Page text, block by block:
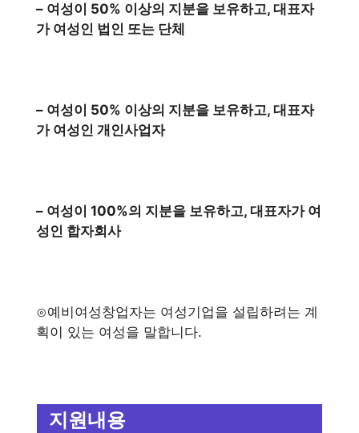
– 여성이 50% 이상의 지분을 보유하고, 대표자
가 여성인 법인 또는 단체
– 여성이 50% 이상의 지분을 보유하고, 대표자
가 여성인 개인사업자
– 여성이 100%의 지분을 보유하고, 대표자가 여
성인 합자회사
⊙예비여성창업자는 여성기업을 설립하려는 계
획이 있는 여성을 말합니다.
지원내용